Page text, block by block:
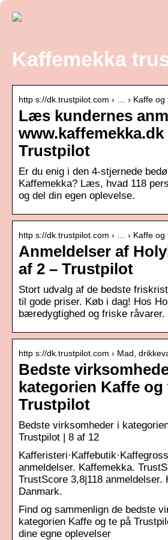
Kaffemekka
http s://dk.trustpilot.com › … › Kaffe og
Læs kundernes
www.kaffemekka.dk
Trustpilot
Er du enig i den 4-stjernede
Kaffemekka? Læs, hvad 118
og del din egen oplevelse.
http s://dk.trustpilot.com › … › Kaffe og
Anmeldelser af
af 2 – Trustpilot
Stort udvalg af de bedste
til gode priser. Køb i dag! Hos
bæredygtighed og friske råvarer.
http s://dk.trustpilot.com › Mad,
Bedste
kategorien Kaffe og
Trustpilot
Bedste virksomheder i
Trustpilot | 8 af 12
anmeldelser. Kaffemekka.
TrustScore 3,8|118 anmeldelser.
Danmark.
Find og sammenlign de bedste
kategorien Kaffe og te på
dine egne oplevelser